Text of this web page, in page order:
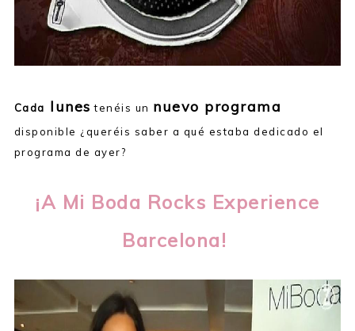
Cada lunes tenéis un nuevo programa
disponible ¿queréis saber a qué estaba dedicado el
programa de ayer?
¡A Mi Boda Rocks Experience
Barcelona!